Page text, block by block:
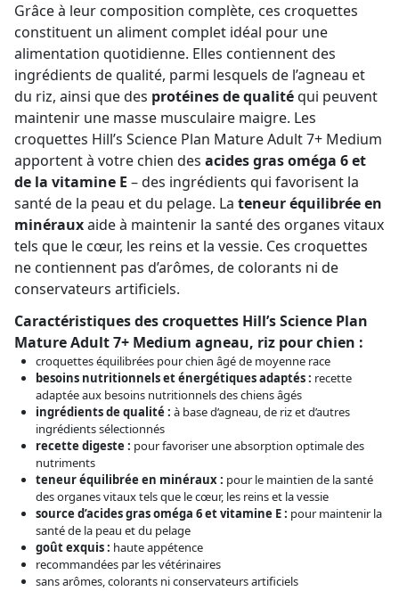
Grâce à leur composition complète, ces croquettes
constituent un aliment complet idéal pour une
alimentation quotidienne. Elles contiennent des
ingrédients de qualité, parmi lesquels de l’agneau et
du riz, ainsi que des protéines de qualitéqui peuvent
maintenir une masse musculaire maigre. Les
croquettes Hill’s Science Plan Mature Adult 7+ Medium
apportent à votre chien des acides gras oméga 6 et
de la vitamine E – des ingrédients qui favorisent la
santé de la peau et du pelage. La teneur équilibrée en
minérauxaide à maintenir la santé des organes vitaux
tels que le cœur, les reins et la vessie. Ces croquettes
ne contiennent pas d’arômes, de colorants ni de
conservateurs artificiels.
Caractéristiques des croquettes Hill’s Science Plan
Mature Adult 7+ Medium agneau, riz pour chien :
croquettes équilibrées pour chien âgé de moyenne race
besoins nutritionnels et énergétiques adaptés : recette
adaptée aux besoins nutritionnels des chiens âgés
ingrédients de qualité : à base d’agneau, de riz et d’autres
ingrédients sélectionnés
recette digeste : pour favoriser une absorption optimale des
nutriments
teneur équilibrée en minéraux : pour le maintien de la santé
des organes vitaux tels que le cœur, les reins et la vessie
source d’acides gras oméga 6 et vitamine E : pour maintenir la
santé de la peau et du pelage
goût exquis : haute appétence
recommandées par les vétérinaires
sans arômes, colorants ni conservateurs artificiels